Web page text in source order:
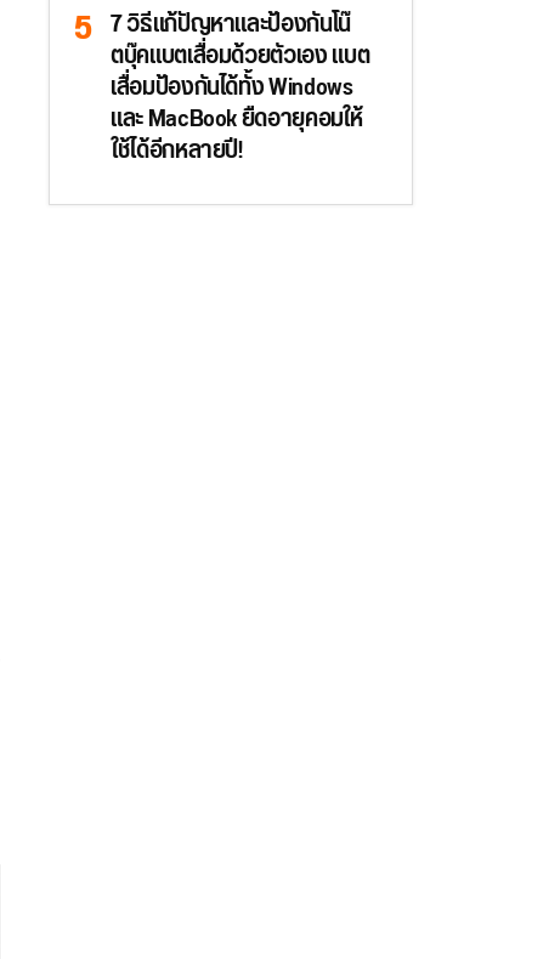
7 วิธีแก้ปัญหาและป้องกันโน๊
ตบุ๊คแบตเสื่อมด้วยตัวเอง แบต
เสื่อมป้องกันได้ทั้ง Windows
และ MacBook ยืดอายุคอมให้
ใช้ได้อีกหลายปี!